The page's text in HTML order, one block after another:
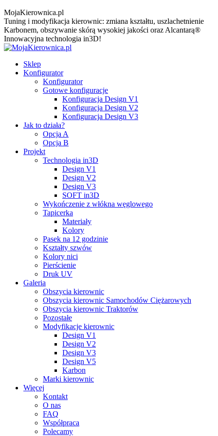
MojaKierownica.pl
Tuning i modyfikacja kierownic: zmiana kształtu, uszlachetnienie
Karbonem, obszywanie skórą wysokiej jakości oraz Alcantarą®
Innowacyjna technologia in3D!
Sklep
Konfigurator
Konfigurator
Gotowe konfiguracje
Konfiguracja Design V1
Konfiguracja Design V2
Konfiguracja Design V3
Jak to działa?
Opcja A
Opcja B
Projekt
Technologia in3D
Design V1
Design V2
Design V3
SOFT in3D
Wykończenie z włókna węglowego
Tapicerka
Materiały
Kolory
Pasek na 12 godzinie
Kształty szwów
Kolory nici
Pierścienie
Druk UV
Galeria
Obszycia kierownic
Obszycia kierownic Samochodów Ciężarowych
Obszycia kierownic Traktorów
Pozostałe
Modyfikacje kierownic
Design V1
Design V2
Design V3
Design V5
Karbon
Marki kierownic
Więcej
Kontakt
O nas
FAQ
Współpraca
Polecamy